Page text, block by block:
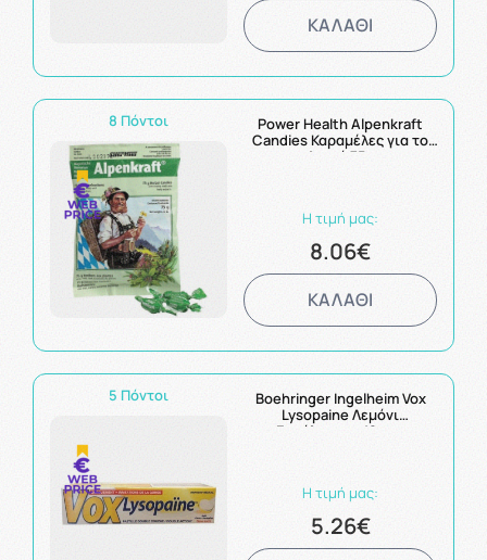
ΚΑΛΑΘΙ
8 Πόντοι
Power Health Alpenkraft
Candies Καραμέλες για το
Λαιμό 75g
Η τιμή μας:
8.06€
ΚΑΛΑΘΙ
5 Πόντοι
Boehringer Ingelheim Vox
Lysopaine Λεμόνι
Ευκάλυπτος 18 τεμ
Η τιμή μας:
5.26€